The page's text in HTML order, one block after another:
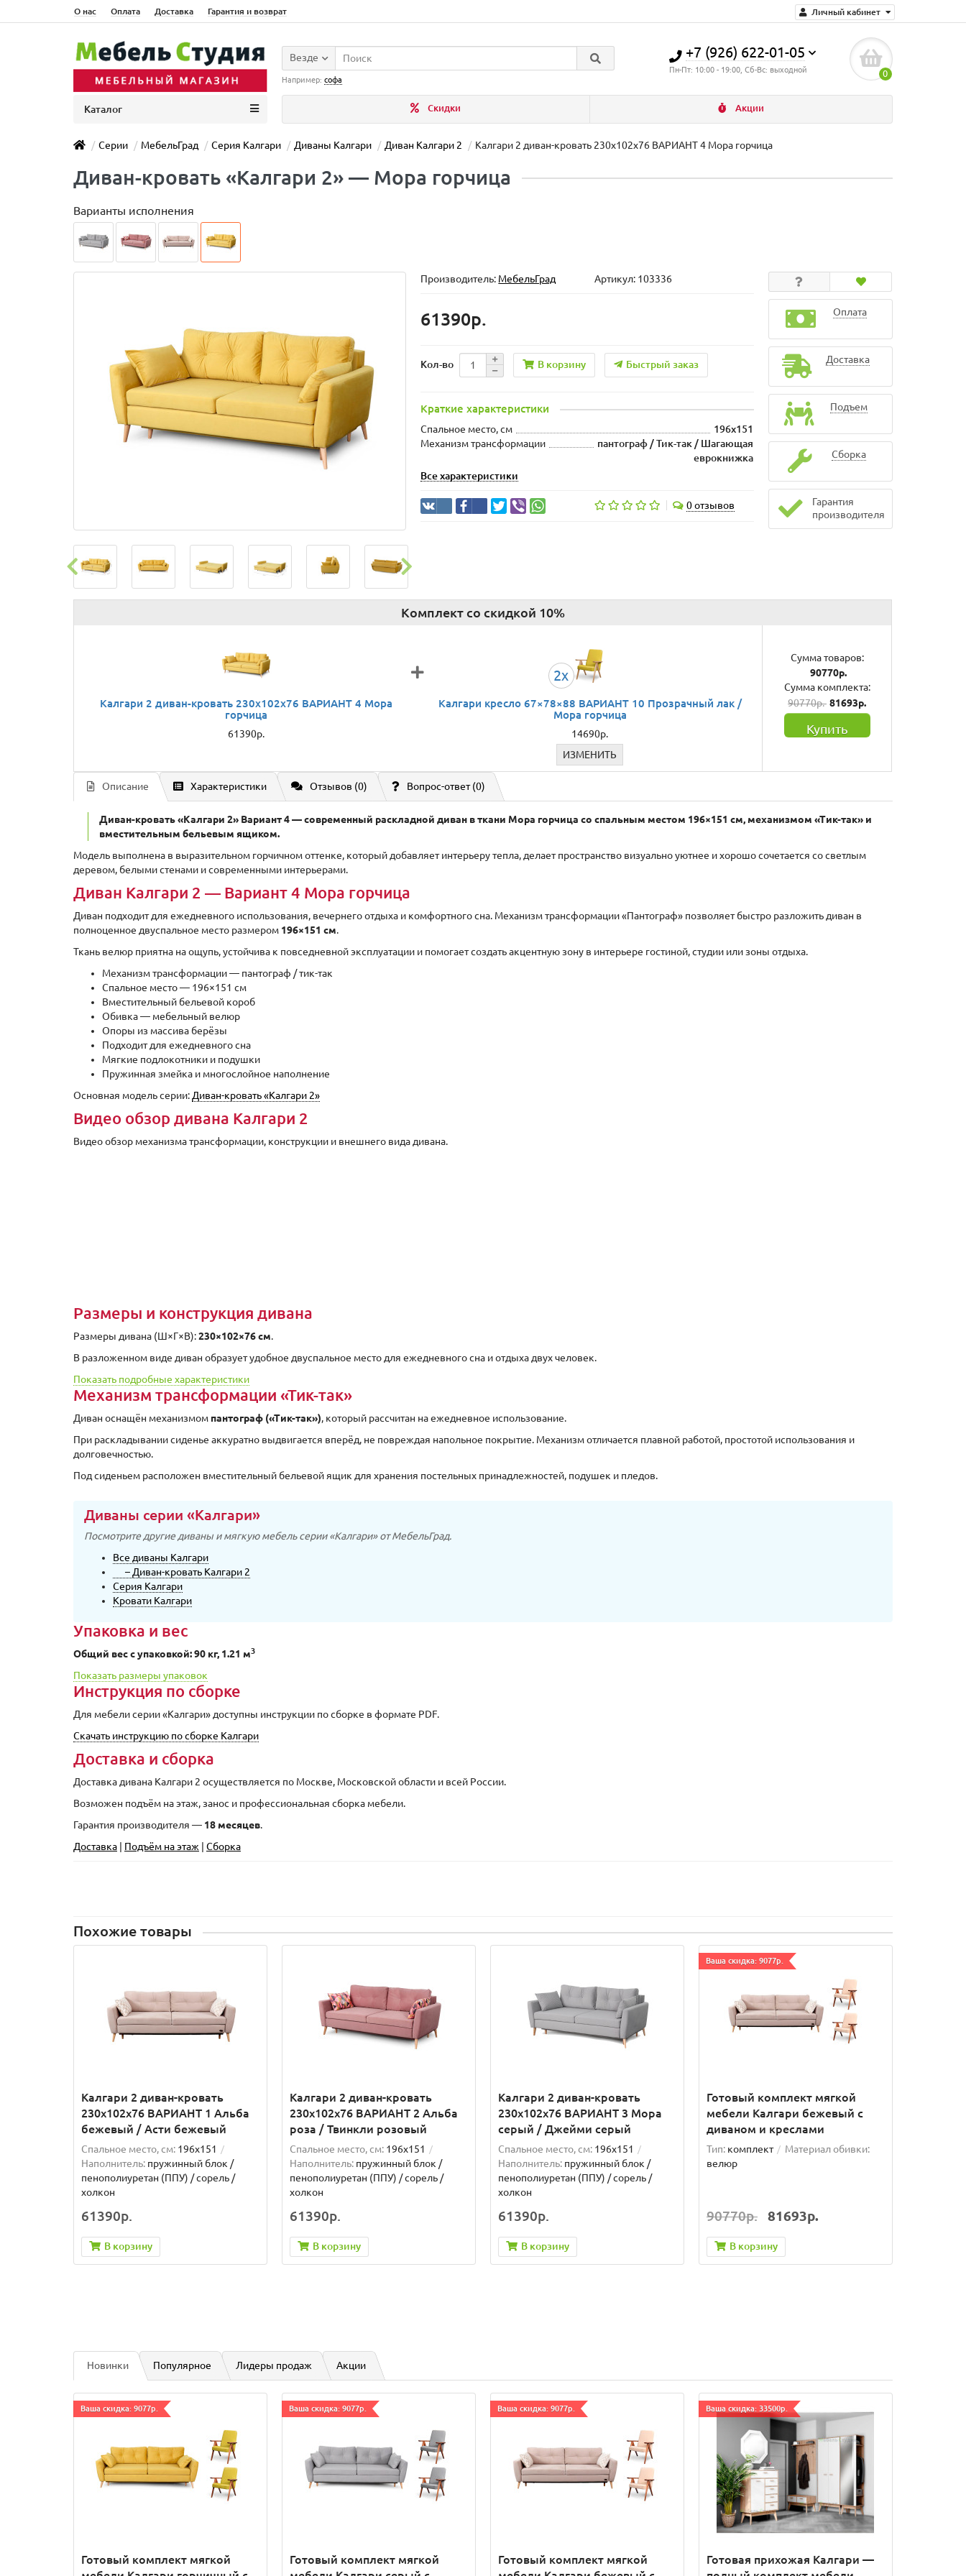
Личный кабинет
О нас Оплата Доставка Гарантия и возврат
+7 (926) 622-01-05
Пн-Пт: 10:00 - 19:00, Сб-Вс: выходной 0
Везде
Например: софа
Скидки Акции
Каталог
Серии МебельГрад Серия Калгари Диваны Калгари Диван Калгари 2 Калгари 2 диван-кровать 230х102х76 ВАРИАНТ 4 Мора горчица
Диван-кровать «Калгари 2» — Мора горчица
Варианты исполнения
Производитель: МебельГрад Артикул: 103336
61390р.
Кол-во В корзину Быстрый заказ
Краткие характеристики
Спальное место, см
196x151
Механизм трансформации
пантограф / Тик-так / Шагающая
еврокнижка
Все характеристики
0 отзывов
Оплата
Доставка
Подъем
Сборка
Гарантия
производителя
Комплект со скидкой 10%
Калгари 2 диван-кровать 230х102х76 ВАРИАНТ 4 Мора
горчица
61390р.
2x
Калгари кресло 67×78×88 ВАРИАНТ 10 Прозрачный лак /
Мора горчица
14690р.
ИЗМЕНИТЬ
Сумма товаров:
90770р.
Сумма комплекта:
90770р. 81693р.
Купить
Описание Характеристики Отзывов (0) Вопрос-ответ(0)
Диван-кровать «Калгари 2» Вариант 4 — современный раскладной диван в ткани Мора горчица со спальным местом 196×151 см, механизмом «Тик-так» и
вместительным бельевым ящиком.
Модель выполнена в выразительном горчичном оттенке, который добавляет интерьеру тепла, делает пространство визуально уютнее и хорошо сочетается со светлым
деревом, белыми стенами и современными интерьерами.
Диван Калгари 2 — Вариант 4 Мора горчица
Диван подходит для ежедневного использования, вечернего отдыха и комфортного сна. Механизм трансформации «Пантограф» позволяет быстро разложить диван в
полноценное двуспальное место размером 196×151 см.
Ткань велюр приятна на ощупь, устойчива к повседневной эксплуатации и помогает создать акцентную зону в интерьере гостиной, студии или зоны отдыха.
Механизм трансформации — пантограф / тик-так
Спальное место — 196×151 см
Вместительный бельевой короб
Обивка — мебельный велюр
Опоры из массива берёзы
Подходит для ежедневного сна
Мягкие подлокотники и подушки
Пружинная змейка и многослойное наполнение
Основная модель серии: Диван-кровать «Калгари 2»
Видео обзор дивана Калгари 2
Видео обзор механизма трансформации, конструкции и внешнего вида дивана.
Размеры и конструкция дивана
Размеры дивана (Ш×Г×В):230×102×76 см.
В разложенном виде диван образует удобное двуспальное место для ежедневного сна и отдыха двух человек.
Показать подробные характеристики
Механизм трансформации «Тик-так»
Диван оснащён механизмом пантограф («Тик-так»), который рассчитан на ежедневное использование.
При раскладывании сиденье аккуратно выдвигается вперёд, не повреждая напольное покрытие. Механизм отличается плавной работой, простотой использования и
долговечностью.
Под сиденьем расположен вместительный бельевой ящик для хранения постельных принадлежностей, подушек и пледов.
Диваны серии «Калгари»
Посмотрите другие диваны и мягкую мебель серии «Калгари» от МебельГрад.
Все диваны Калгари
– Диван-кровать Калгари 2
Серия Калгари
Кровати Калгари
Упаковка и вес
Общий вес с упаковкой: 90 кг, 1.21 м3
Показать размеры упаковок
Инструкция по сборке
Для мебели серии «Калгари» доступны инструкции по сборке в формате PDF.
Скачать инструкцию по сборке Калгари
Доставка и сборка
Доставка дивана Калгари 2 осуществляется по Москве, Московской области и всей России.
Возможен подъём на этаж, занос и профессиональная сборка мебели.
Гарантия производителя — 18 месяцев.
Доставка
Подъём на этаж Сборка
Похожие товары
Калгари 2 диван-кровать
230х102х76 ВАРИАНТ 1 Альба
бежевый / Асти бежевый
Спальное место, см: 196x151
Наполнитель: пружинный блок /
пенополиуретан (ППУ) / сорель /
холкон
61390р.
В корзину
Калгари 2 диван-кровать
230х102х76 ВАРИАНТ 2 Альба
роза / Твинкли розовый
Спальное место, см: 196x151
Наполнитель: пружинный блок /
пенополиуретан (ППУ) / сорель /
холкон
61390р.
В корзину
Калгари 2 диван-кровать
230х102х76 ВАРИАНТ 3 Мора
серый / Джейми серый
Спальное место, см: 196x151
Наполнитель: пружинный блок /
пенополиуретан (ППУ) / сорель /
холкон
61390р.
В корзину
Ваша скидка: 9077р.
Готовый комплект мягкой
мебели Калгари бежевый с
диваном и креслами
Тип: комплект
Материал обивки:
велюр
90770р. 81693р.
В корзину
Новинки Популярное Лидеры продаж Акции
Ваша скидка: 9077р.
Готовый комплект мягкой
Ваша скидка: 9077р.
Готовый комплект мягкой
Ваша скидка: 9077р.
Готовый комплект мягкой
Ваша скидка: 33500р.
Готовая прихожая Калгари —